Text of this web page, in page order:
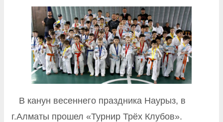
В канун весеннего праздника Наурыз, в
г.Алматы прошел «Турнир Трёх Клубов».